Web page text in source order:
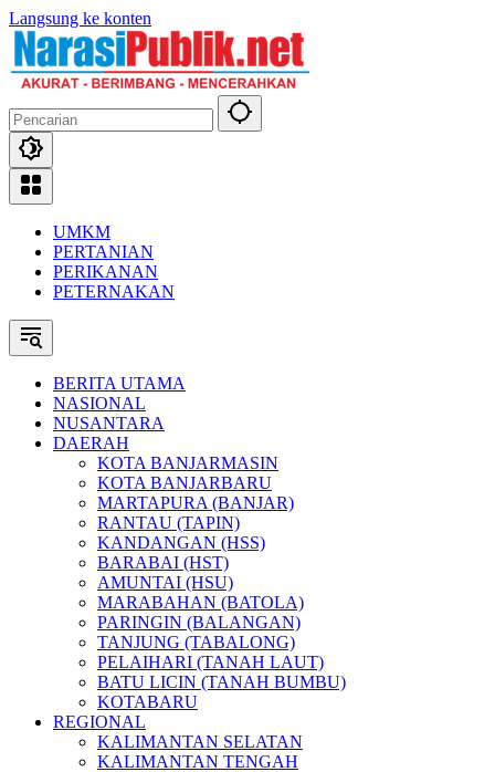
Langsung ke konten
UMKM
PERTANIAN
PERIKANAN
PETERNAKAN
BERITA UTAMA
NASIONAL
NUSANTARA
DAERAH
KOTA BANJARMASIN
KOTA BANJARBARU
MARTAPURA (BANJAR)
RANTAU (TAPIN)
KANDANGAN (HSS)
BARABAI (HST)
AMUNTAI (HSU)
MARABAHAN (BATOLA)
PARINGIN (BALANGAN)
TANJUNG (TABALONG)
PELAIHARI (TANAH LAUT)
BATU LICIN (TANAH BUMBU)
KOTABARU
REGIONAL
KALIMANTAN SELATAN
KALIMANTAN TENGAH